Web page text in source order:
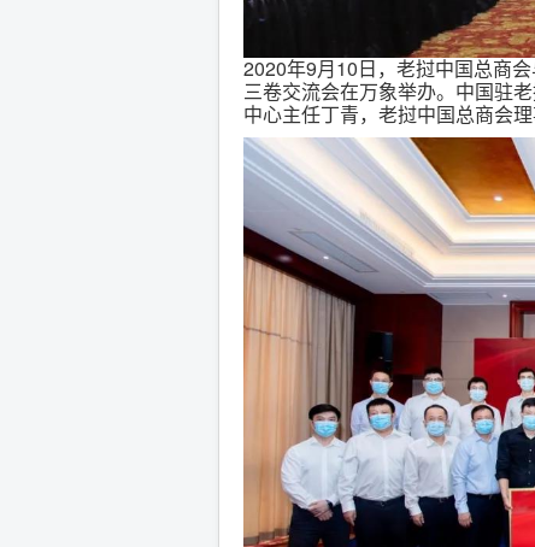
2020年9月10日，老挝中国总商
三卷交流会在万象举办。中国驻
中心主任丁青，老挝中国总商会